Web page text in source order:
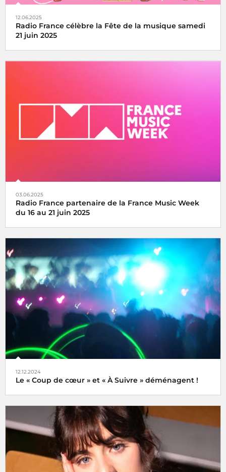
12.06.2025
Radio France célèbre la Fête de la musique samedi
21 juin 2025
03.06.2025
Radio France partenaire de la France Music Week
du 16 au 21 juin 2025
Une semaine internationale dédiée à la musique du 16 au
21 juin 2025
12.12.2024
Le « Coup de cœur » et « À Suivre » déménagent !
Tels des oiseaux migrateurs à partir du lundi 16 décembre
2024 retrouvez nos rubriquesCoup de cœur
non plus ici (sur radiofrance.com) mais là, à savoir sur la
plateforme